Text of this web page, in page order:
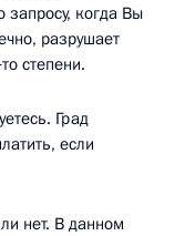
запросу, когда Вы
разрушает
степени.
Град
если
нет. В данном